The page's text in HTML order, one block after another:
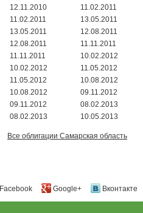
12.11.2010
11.02.2011
11.02.2011
13.05.2011
13.05.2011
12.08.2011
12.08.2011
11.11.2011
11.11.2011
10.02.2012
10.02.2012
11.05.2012
11.05.2012
10.08.2012
10.08.2012
09.11.2012
09.11.2012
08.02.2013
08.02.2013
10.05.2013
Все облигации Самарская область
Facebook Google+ Вконтакте